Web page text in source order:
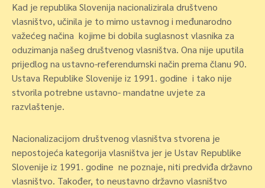
Kad je republika Slovenija nacionalizirala društveno
vlasništvo, učinila je to mimo ustavnog i međunarodno
važećeg načina kojime bi dobila suglasnost vlasnika za
oduzimanja našeg društvenog vlasništva. Ona nije uputila
prijedlog na ustavno-referendumski način prema članu 90.
Ustava Republike Slovenije iz 1991. godine i tako nije
stvorila potrebne ustavno- mandatne uvjete za
razvlaštenje.
Nacionalizacijom društvenog vlasništva stvorena je
nepostojeća kategorija vlasništva jer je Ustav Republike
Slovenije iz 1991. godine ne poznaje, niti predviđa državno
vlasništvo. Također, to neustavno državno vlasništvo